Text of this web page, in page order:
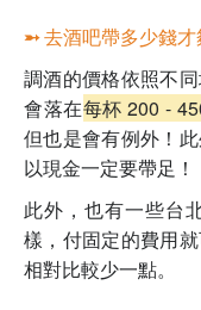
➵ 去酒吧帶多少錢才
調酒的價格依照不
會落在每杯 200 -
但也是會有例外！
以現金一定要帶足！
此外，也有一些台
樣，付固定的費用
相對比較少一點。